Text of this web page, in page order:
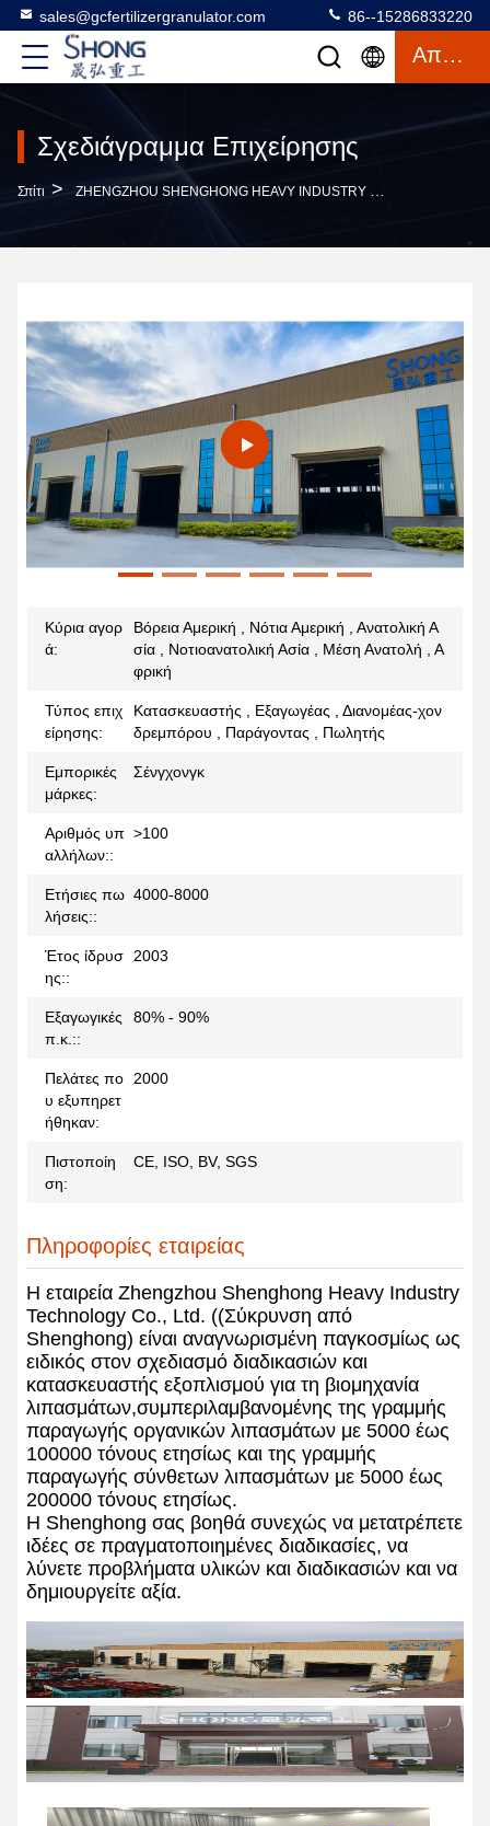
sales@gcfertilizergranulator.com 86--15286833220
Απόσπασμα
Σχεδιάγραμμα Επιχείρησης
Σπίτι > ZHENGZHOU SHENGHONG HEAVY INDUSTRY TECHNOLOGY CO., LTD. Σχεδιάγραμμα Επιχείρησης
Κύρια αγορ
ά:
Βόρεια Αμερική , Νότια Αμερική , Ανατολική Α
σία , Νοτιοανατολική Ασία , Μέση Ανατολή , Α
φρική
Τύπος επιχ
είρησης:
Κατασκευαστής , Εξαγωγέας , Διανομέας-χον
δρεμπόρου , Παράγοντας , Πωλητής
Εμπορικές
μάρκες:
Σένγχονγκ
Αριθμός υπ
αλλήλων::
>100
Ετήσιες πω
λήσεις::
4000-8000
Έτος ίδρυσ
ης::
2003
Εξαγωγικές
π.κ.::
80% - 90%
Πελάτες πο
υ εξυπηρετ
ήθηκαν:
2000
Πιστοποίη
ση:
CE, ISO, BV, SGS
Πληροφορίες εταιρείας
Η εταιρεία Zhengzhou Shenghong Heavy Industry
Technology Co., Ltd. ((Σύκρυνση από
Shenghong) είναι αναγνωρισμένη παγκοσμίως ως
ειδικός στον σχεδιασμό διαδικασιών και
κατασκευαστής εξοπλισμού για τη βιομηχανία
λιπασμάτων,συμπεριλαμβανομένης της γραμμής
παραγωγής οργανικών λιπασμάτων με 5000 έως
100000 τόνους ετησίως και της γραμμής
παραγωγής σύνθετων λιπασμάτων με 5000 έως
200000 τόνους ετησίως.
Η Shenghong σας βοηθά συνεχώς να μετατρέπετε
ιδέες σε πραγματοποιημένες διαδικασίες, να
λύνετε προβλήματα υλικών και διαδικασιών και να
δημιουργείτε αξία.